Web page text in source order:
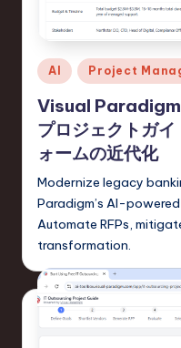
e
-
L
a
t
e
s
t
T
Posted
in
AI Project
Visual Paradigm
プロジェクトガ
ォームの近代化
Modernize legacy
Paradigm’s AI-
Automate RFPs,
transformation.